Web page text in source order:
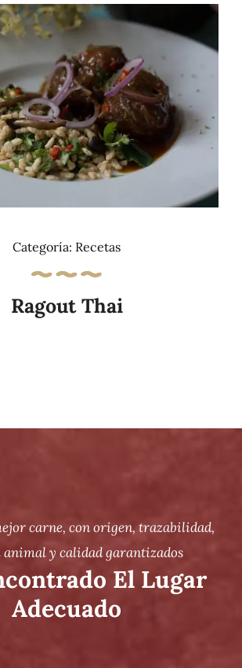
Categoría: Recetas
Ragout Thai
carne, con origen, trazabilidad,
animal y calidad garantizados
El Lugar
Adecuado